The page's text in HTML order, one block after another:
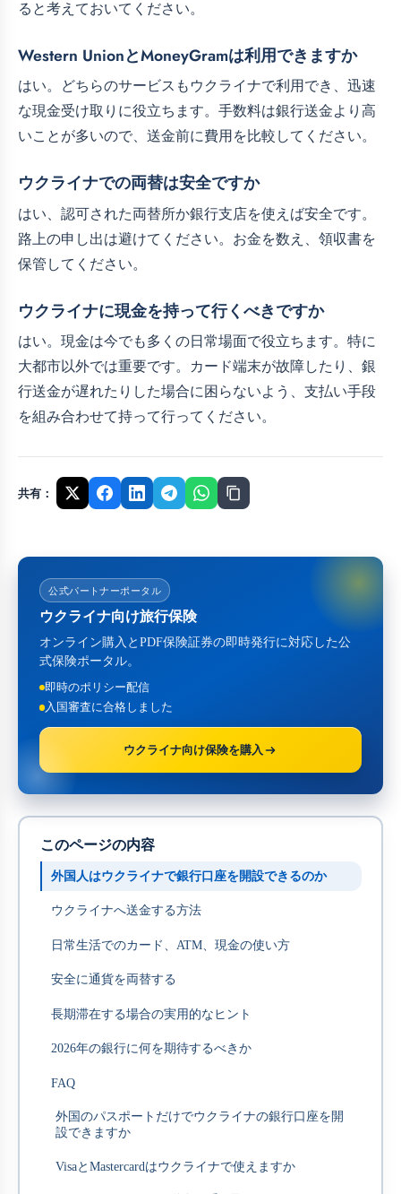
ると考えておいてください。
Western UnionとMoneyGramは利用できますか
はい。どちらのサービスもウクライナで利用でき、迅速
な現金受け取りに役立ちます。手数料は銀行送金より高
いことが多いので、送金前に費用を比較してください。
ウクライナでの両替は安全ですか
はい、認可された両替所か銀行支店を使えば安全です。
路上の申し出は避けてください。お金を数え、領収書を
保管してください。
ウクライナに現金を持って行くべきですか
はい。現金は今でも多くの日常場面で役立ちます。特に
大都市以外では重要です。カード端末が故障したり、銀
行送金が遅れたりした場合に困らないよう、支払い手段
を組み合わせて持って行ってください。
共有：
公式パートナーポータル
ウクライナ向け旅行保険
オンライン購入とPDF保険証券の即時発行に対応した公
式保険ポータル。
即時のポリシー配信
入国審査に合格しました
ウクライナ向け保険を購入
このページの内容
外国人はウクライナで銀行口座を開設できるのか
ウクライナへ送金する方法
日常生活でのカード、ATM、現金の使い方
安全に通貨を両替する
長期滞在する場合の実用的なヒント
2026年の銀行に何を期待するべきか
FAQ
外国のパスポートだけでウクライナの銀行口座を開
設できますか
VisaとMastercardはウクライナで使えますか